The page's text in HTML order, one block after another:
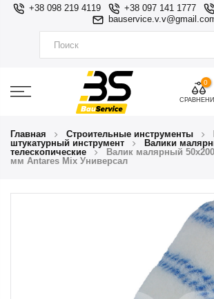
+38 098 219 4119 +38 097 141 1777
0
Главная Строительные инструменты
штукатурный инструмент
Валики
телескопические
Валик малярный
мм Antares Mix Универсал